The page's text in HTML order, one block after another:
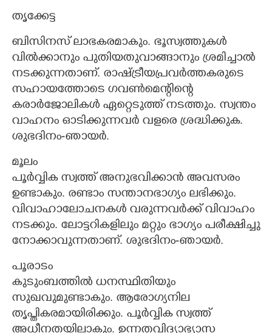
തൃക്കേട്ട
ബിസിനസ് ലാഭകരമാകും. ഭൂസ്വത്തുകൾ
വിൽക്കാനും പുതിയതുവാങ്ങാനും ശ്രമിച്ചാൽ
നടക്കുന്നതാണ്. രാഷ്ട്രീയപ്രവർത്തകരുടെ
സഹായത്തോടെ ഗവൺമെന്റിന്റെ
കരാർജോലികൾ ഏറ്റെടുത്ത് നടത്തും. സ്വന്തം
വാഹനം ഓടിക്കുന്നവർ വളരെ ശ്രദ്ധിക്കുക.
ശുഭദിനം-ഞായർ.
മൂലം
പൂർവ്വിക സ്വത്ത് അനുഭവിക്കാൻ അവസരം
ഉണ്ടാകും. രണ്ടാം സന്താനഭാഗ്യം ലഭിക്കും.
വിവാഹാലോചനകൾ വരുന്നവർക്ക് വിവാഹം
നടക്കും. ലോട്ടറികളിലും മറ്റും ഭാഗ്യം പരീക്ഷിച്ചു
നോക്കാവുന്നതാണ്. ശുഭദിനം-ഞായർ.
പൂരാടം
കുടുംബത്തിൽ ധനസ്ഥിതിയും
സുഖവുമുണ്ടാകും. ആരോഗ്യനില
തൃപ്തികരമായിരിക്കും. പൂർവ്വിക സ്വത്ത്